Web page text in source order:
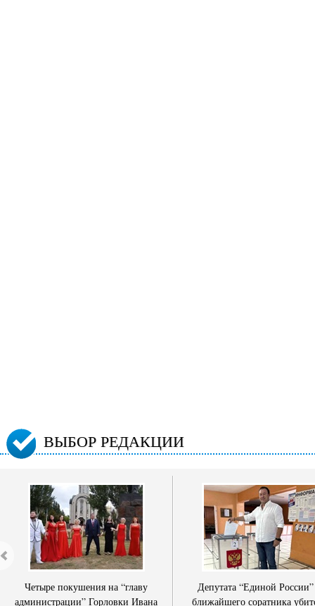
ВЫБОР РЕДАКЦИИ
Четыре покушения на “главу
администрации” Горловки Ивана
Депутата “Единой
ближайшего соратника